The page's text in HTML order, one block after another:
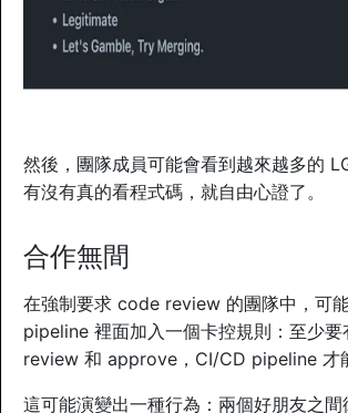
然後，團隊成員可能會看到越來越多的
有沒有真的看程式碼，就自由心證了。
合作無間
在強制要求 code review 的團隊中，可
pipeline 裡面加入一個卡控規則：至少要
review 和 approve，CI/CD pipeline 才
這可能演變出一種行為：兩個好朋友之間